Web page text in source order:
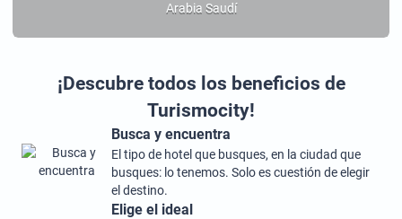
Arabia Saudí
¡Descubre todos los beneficios de
Turismocity!
Busca y encuentra
El tipo de hotel que busques, en la ciudad que
busques: lo tenemos. Solo es cuestión de elegir
el destino.
Elige el ideal